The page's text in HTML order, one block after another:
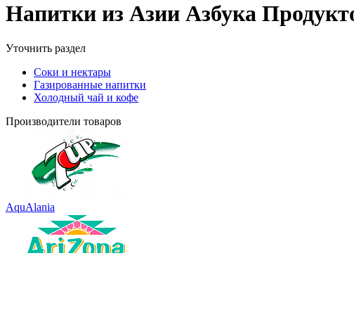
Напитки из Азии Азбука
Уточнить раздел
Соки и нектары
Газированные напитки
Холодный чай и кофе
Производители товаров
AquAlania